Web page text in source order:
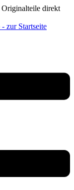
Originalteile direkt